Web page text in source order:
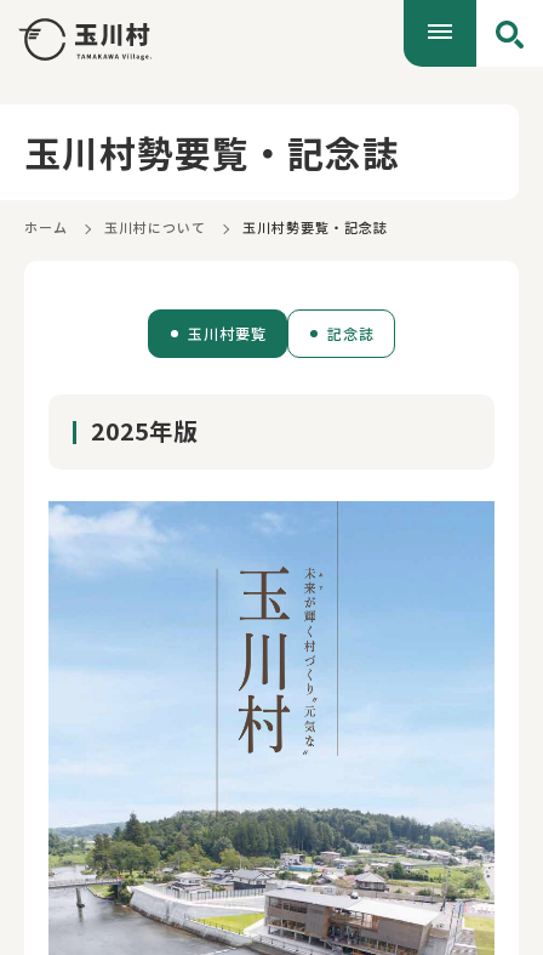
玉川村勢要覧・記念誌
ホーム 玉川村について 玉川村勢要覧・記念誌
玉川村要覧 記念誌
2025年版